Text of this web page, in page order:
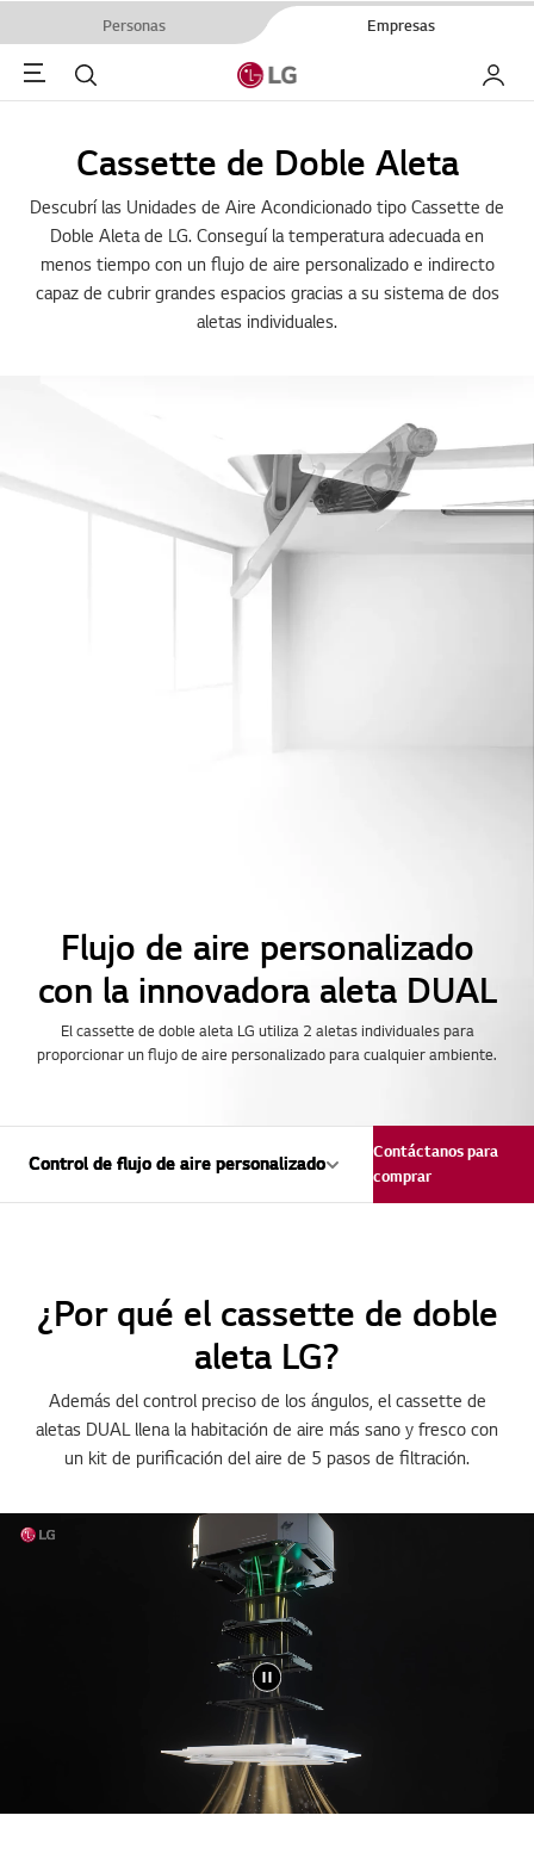
Personas Empresas
Menu Buscar My LG
Cassette de Doble Aleta
Descubrí las Unidades de Aire Acondicionado tipo Cassette de
Doble Aleta de LG. Conseguí la temperatura adecuada en
menos tiempo con un flujo de aire personalizado e indirecto
capaz de cubrir grandes espacios gracias a su sistema de dos
aletas individuales.
Flujo de aire personalizado
con la innovadora aleta DUAL
El cassette de doble aleta LG utiliza 2 aletas individuales para
proporcionar un flujo de aire personalizado para cualquier ambiente.
Control de flujo de aire personalizado
Control de flujo de aire personalizado
Contáctanos para
comprar
¿Por qué el cassette de doble
aleta LG?
Además del control preciso de los ángulos, el cassette de
aletas DUAL llena la habitación de aire más sano y fresco con
un kit de purificación del aire de 5 pasos de filtración.